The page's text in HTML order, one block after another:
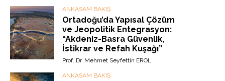
ANKASAM BAKIŞ
Ortadoğu’da Yapısal Çözüm
ve Jeopolitik Entegrasyon:
“Akdeniz-Basra Güvenlik,
İstikrar ve Refah Kuşağı”
Prof. Dr. Mehmet Seyfettin EROL
ANKASAM BAKIŞ